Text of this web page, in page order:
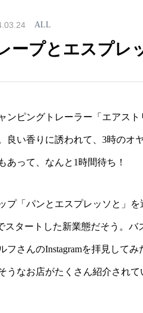
ALL
ープとエスプレ
ンピングトレーラー「エアス
良い香りに誘われて、3時のオ
あって、なんと1時間待ち！
プ「パンとエスプレッソと」を
スタートした新業態だそう。
フさんのInstagramを拝見して
うなお店がたくさん紹介されて